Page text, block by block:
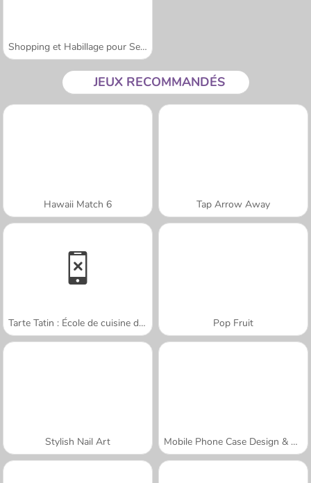
Shopping et Habillage pour Sery
JEUX RECOMMANDÉS
Hawaii Match 6 Tap Arrow Away
Tarte Tatin : École de cuisine de Sara Pop Fruit
Stylish Nail Art Mobile Phone Case Design & DIY